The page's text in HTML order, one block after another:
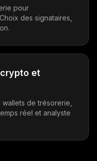
pour
des signataires,
et
de trésorerie,
réel et analyste